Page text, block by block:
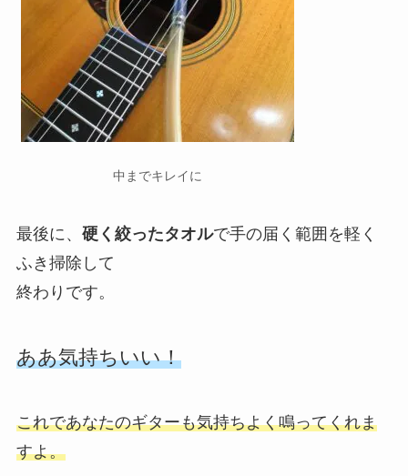
中までキレイに
最後に、 硬く絞ったタオルで手の届く範囲を軽く
ふき掃除して
終わりです。
ああ気持ちいい！
これであなたのギターも気持ちよく鳴ってくれま
すよ。